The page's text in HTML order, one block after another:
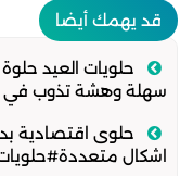
قد يهمك أيضا
سهلة وهشة تذوب في
حلوى اقتصادية
اشكال